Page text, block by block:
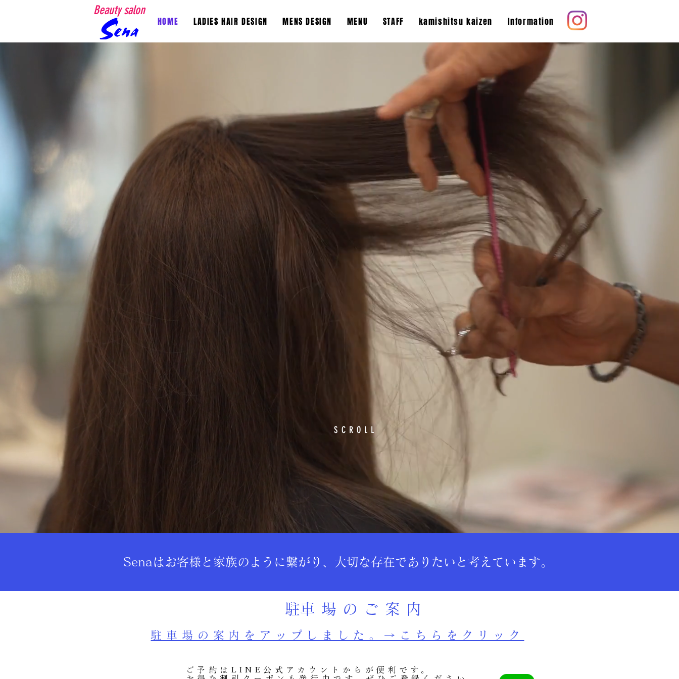
Beauty salon
HOME LADIES HAIR DESIGN MENS DESIGN MENU STAFF kamishitsu kaizen Information
あなたのための”Only One”
Color
Perm
CUT＆Blow
SCROLL
Senaはお客様と家族のように繋がり、大切な存在でありたいと考えています。
​駐車場のご案内
駐車場の案内をアップしました。→こちらをクリック
ご予約はLINE公式アカウントからが便利です。